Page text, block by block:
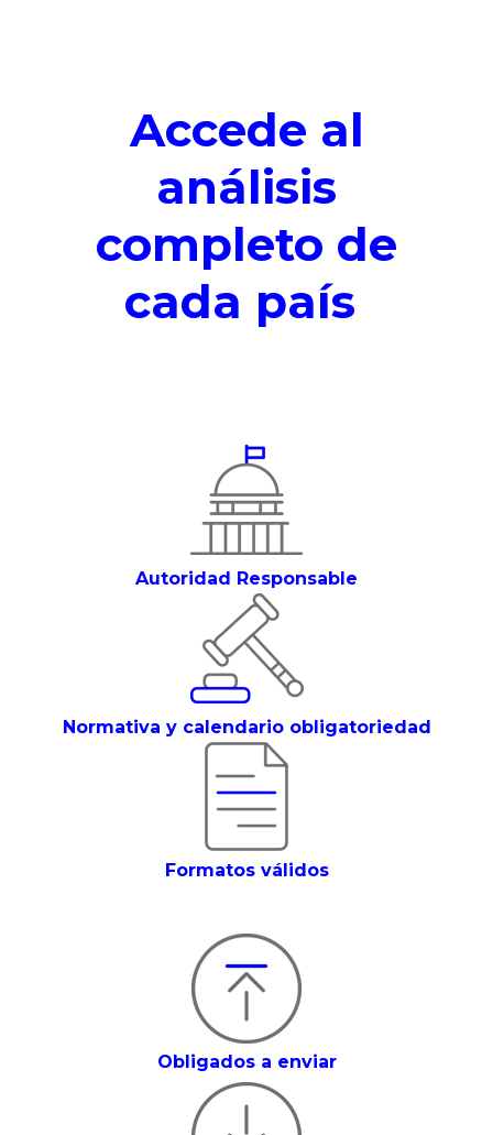
Accede al
análisis
completo de
cada país
Autoridad Responsable
Normativa y calendario obligatoriedad
Formatos válidos
Obligados a enviar